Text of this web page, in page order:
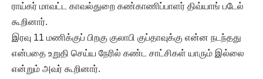
ராய்கர் மாவட்ட காவல்துறை கண்காணிப்பாளர் திவ்யாங் படேல்
கூறினார்.
இரவு 11 மணிக்குப் பிறகு குலாபி குப்தாவுக்கு என்ன நடந்தது
என்பதை உறுதி செய்ய நேரில் கண்ட சாட்சிகள் யாரும் இல்லை
என்றும் அவர் கூறினார்.